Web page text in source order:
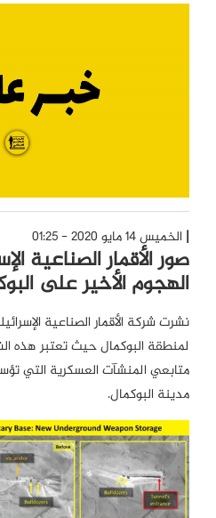
الخميس 14 مايو 2020 - 01:25
صور الأقمار الصناعية
الهجوم الأخير على
لمنطقة البوكمال حيث تعتبر هذه
متابعي المنشآت العسكرية التي
مدينة البوكمال.